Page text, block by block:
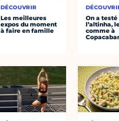
DÉCOUVRIR
Les meilleures
expos du moment
à faire en famille
On a testé
l’altinha,
comme à